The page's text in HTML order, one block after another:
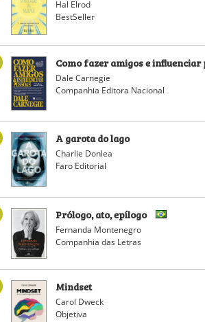
Hal Elrod
BestSeller
Como fazer amigos e influenciar
Dale Carnegie
Companhia Editora Nacional
A garota do lago
Charlie Donlea
Faro Editorial
Prólogo, ato, epílogo
Fernanda Montenegro
Companhia das Letras
Mindset
Carol Dweck
Objetiva